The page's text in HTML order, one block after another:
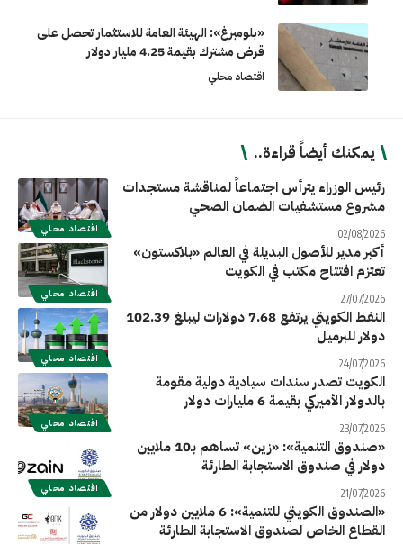
«بلومبرغ»: الهيئة العامة للاستثمار تحصل على
قرض مشترك بقيمة 4.25 مليار دولار
اقتصاد محلي
يمكنك أيضاً قراءة..
اقتصاد محلي
رئيس الوزراء يترأس اجتماعاً لمناقشة مستجدات
مشروع مستشفيات الضمان الصحي
02/08/2026
اقتصاد محلي
أكبر مدير للأصول البديلة في العالم «بلاكستون»
تعتزم افتتاح مكتب في الكويت
27/07/2026
اقتصاد محلي
النفط الكويتي يرتفع 7.68 دولارات ليبلغ 102.39
دولار للبرميل
24/07/2026
اقتصاد محلي
الكويت تصدر سندات سيادية دولية مقومة
بالدولار الأميركي بقيمة 6 مليارات دولار
23/07/2026
اقتصاد محلي
«صندوق التنمية»: «زين» تساهم بـ10 ملايين
دولار في صندوق الاستجابة الطارئة
21/07/2026
«الصندوق الكويتي للتنمية»: 6 ملايين دولار من
القطاع الخاص لصندوق الاستجابة الطارئة